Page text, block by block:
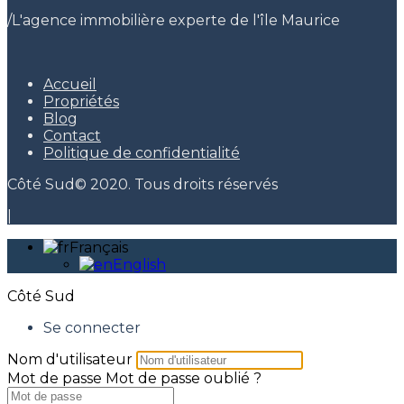
/L'agence immobilière experte de l'île Maurice
Accueil
Propriétés
Blog
Contact
Politique de confidentialité
Côté Sud© 2020. Tous droits réservés
Français
English
Côté Sud
Se connecter
Nom d'utilisateur
Mot de passe Mot de passe oublié ?